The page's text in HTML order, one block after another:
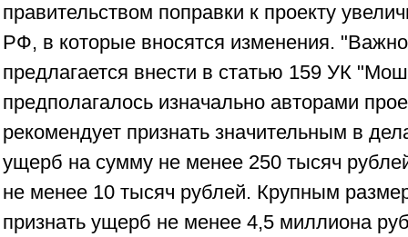
правительством поправки к проекту
РФ, в которые вносятся изменения.
предлагается внести в статью 159 УК
предполагалось изначально авторами
рекомендует признать значительным в
ущерб на сумму не менее 250 тысяч
не менее 10 тысяч рублей. Крупным
признать ущерб не менее 4,5 миллиона